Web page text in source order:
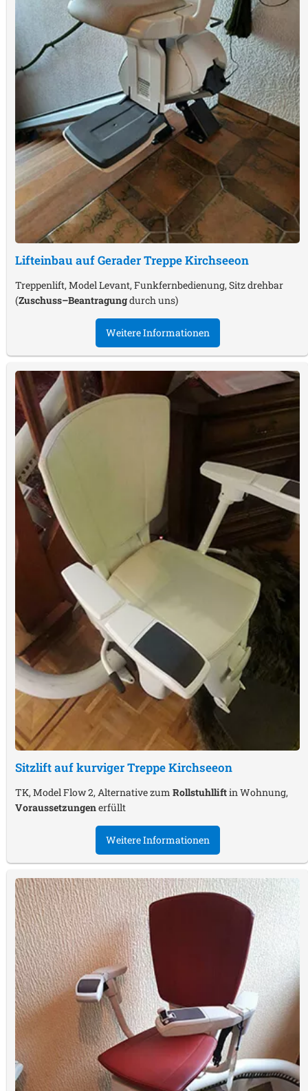
Lifteinbau auf Gerader TreppeKirchseeon
Treppenlift, Model Levant, Funkfernbedienung, Sitz drehbar
(Zuschuss–Beantragungdurch uns)
Weitere Informationen
Sitzlift auf kurviger TreppeKirchseeon
TK, Model Flow 2, Alternative zum Rollstuhlliftin Wohnung,
Voraussetzungenerfüllt
Weitere Informationen